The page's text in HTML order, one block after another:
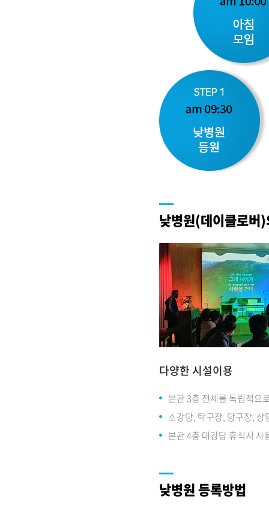
낮병원(데이클로버
다양한 시설이용
본관 3층 전체를 독립적으
소강당, 탁구장, 당구장, 상
본관 4층 대강당 휴식시 사
낮병원 등록방법